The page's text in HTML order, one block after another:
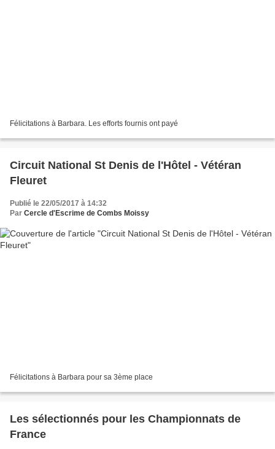
Félicitations à Barbara. Les efforts fournis ont payé
Circuit National St Denis de l'Hôtel - Vétéran
Fleuret
Publié le 22/05/2017 à 14:32
Par Cercle d'Escrime de Combs Moissy
Félicitations à Barbara pour sa 3ème place
Les sélectionnés pour les Championnats de
France